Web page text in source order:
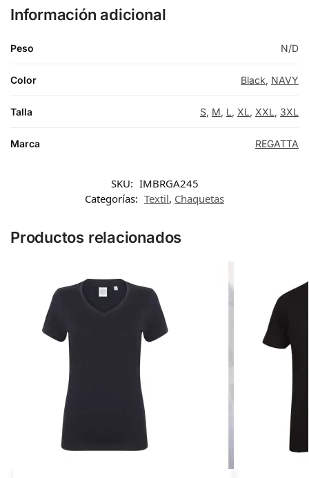
Información adicional
Peso N/D
Color Black, NAVY
Talla S, M, L, XL, XXL, 3XL
Marca REGATTA
SKU: IMBRGA245
Categorías: Textil, Chaquetas
Productos relacionados